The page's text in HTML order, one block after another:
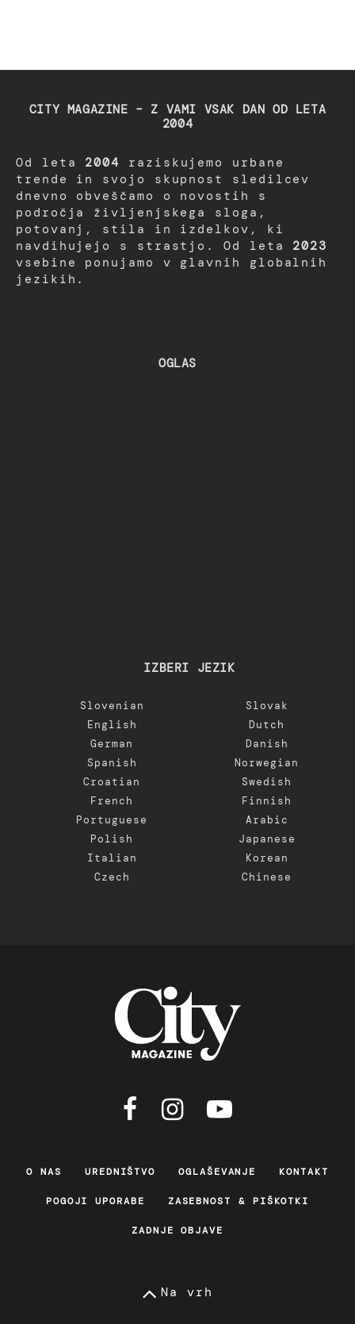
CITY MAGAZINE – Z VAMI VSAK DAN OD LETA
2004
Od leta 2004 raziskujemo urbane
trende in svojo skupnost sledilcev
dnevno obveščamo o novostih s
področja življenjskega sloga,
potovanj, stila in izdelkov, ki
navdihujejo s strastjo. Od leta 2023
vsebine ponujamo v glavnih globalnih
jezikih.
OGLAS
IZBERI JEZIK
Slovenian
English
German
Spanish
Croatian
French
Portuguese
Polish
Italian
Czech
Slovak
Dutch
Danish
Norwegian
Swedish
Finnish
Arabic
Japanese
Korean
Chinese
O NAS UREDNIŠTVO OGLAŠEVANJE KONTAKT
POGOJI UPORABE ZASEBNOST & PIŠKOTKI
ZADNJE OBJAVE
Na vrh